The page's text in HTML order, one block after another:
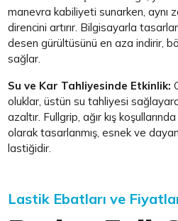
manevra kabiliyeti sunarken, aynı
direncini artırır. Bilgisayarla
desen gürültüsünü en aza indirir,
sağlar.
Su ve Kar Tahliyesinde Etkinlik:
oluklar, üstün su tahliyesi
azaltır. Fullgrip, ağır kış
olarak tasarlanmış, esnek ve
lastiğidir.
Lastik Ebatları ve